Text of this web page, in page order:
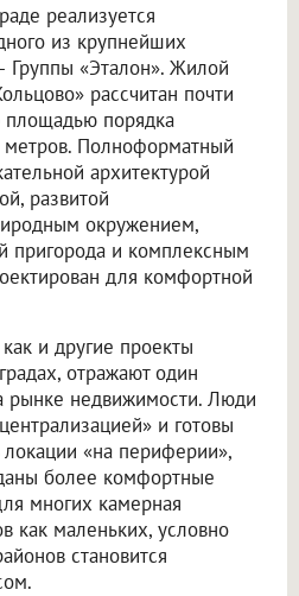
реализуется
из крупнейших
Группы «Эталон». Жилой
рассчитан почти
площадью порядка
метров. Полноформатный
архитектурой
развитой
окружением,
пригорода и комплексным
для комфортной
и другие проекты
отражают один
рынке недвижимости. Люди
и готовы
локации «на периферии»,
более комфортные
многих камерная
как маленьких, условно
становится